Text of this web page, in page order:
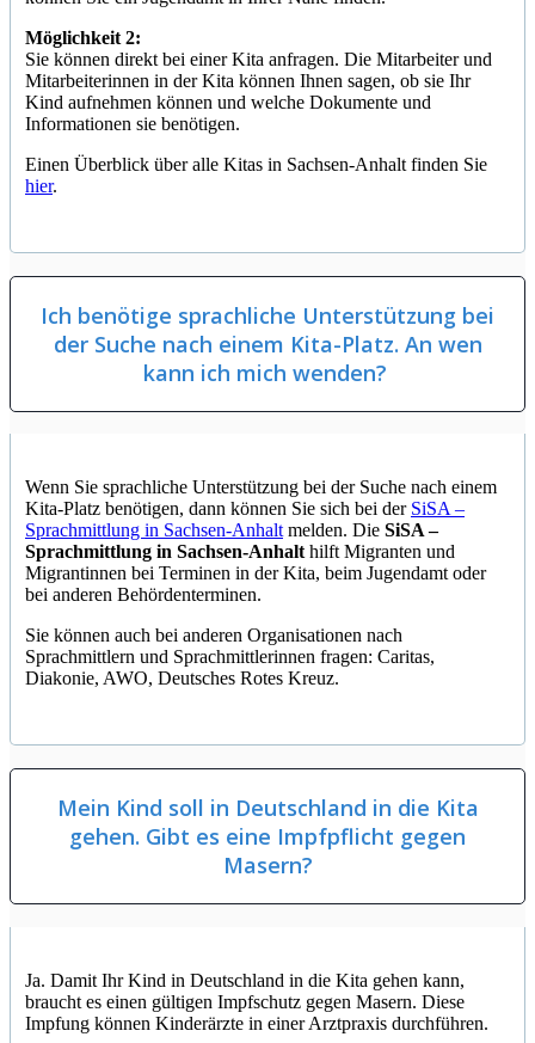
Möglichkeit 2:
Sie können direkt bei einer Kita anfragen. Die Mitarbeiter und
Mitarbeiterinnen in der Kita können Ihnen sagen, ob sie Ihr
Kind aufnehmen können und welche Dokumente und
Informationen sie benötigen.
Einen Überblick über alle Kitas in Sachsen-Anhalt finden Sie
hier.
Ich benötige sprachliche Unterstützung bei
der Suche nach einem Kita-Platz. An wen
kann ich mich wenden?
Wenn Sie sprachliche Unterstützung bei der Suche nach einem
Kita-Platz benötigen, dann können Sie sich bei der SiSA –
Sprachmittlung in Sachsen-Anhalt melden. Die SiSA –
Sprachmittlung in Sachsen-Anhalt hilft Migranten und
Migrantinnen bei Terminen in der Kita, beim Jugendamt oder
bei anderen Behördenterminen.
Sie können auch bei anderen Organisationen nach
Sprachmittlern und Sprachmittlerinnen fragen: Caritas,
Diakonie, AWO, Deutsches Rotes Kreuz.
Mein Kind soll in Deutschland in die Kita
gehen. Gibt es eine Impfpflicht gegen
Masern?
Ja. Damit Ihr Kind in Deutschland in die Kita gehen kann,
braucht es einen gültigen Impfschutz gegen Masern. Diese
Impfung können Kinderärzte in einer Arztpraxis durchführen.